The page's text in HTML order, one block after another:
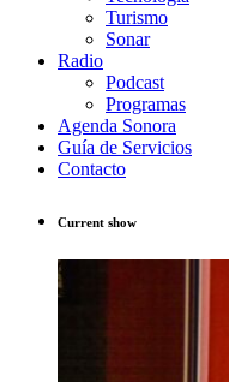
Turismo
Sonar
Radio
Podcast
Programas
Agenda Sonora
Guía de Servicios
Contacto
Current show